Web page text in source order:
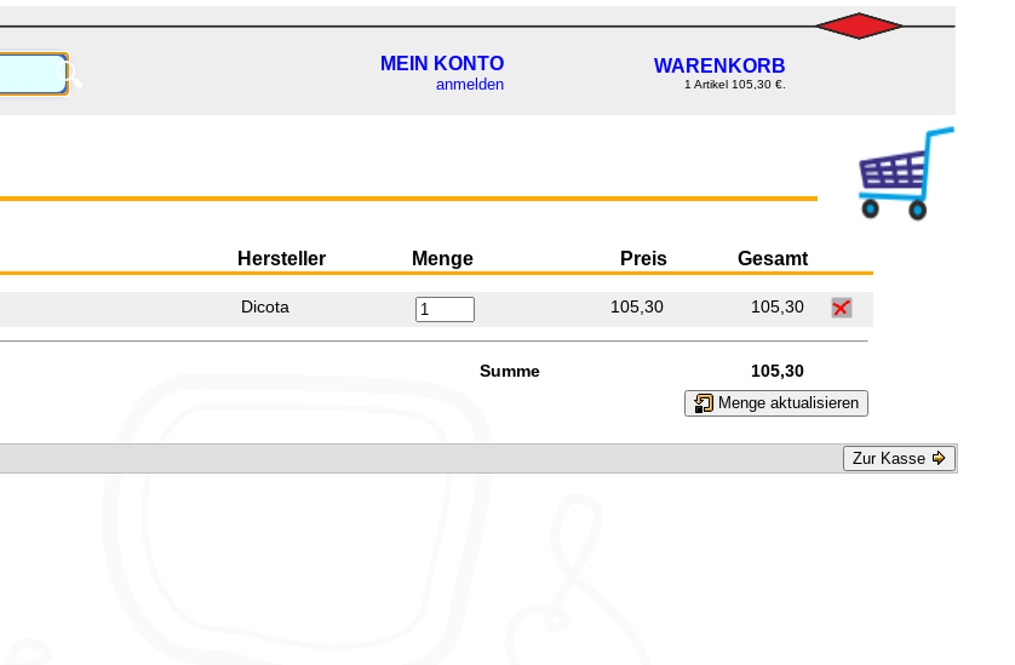
🔍 MEIN KONTO
anmelden
WARENKORB
1 Artikel 105,30 €.
Hersteller Menge Preis Gesamt
Dicota 105,30 105,30
Summe 105,30
Menge aktualisieren
Zur Kasse